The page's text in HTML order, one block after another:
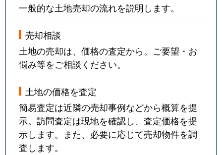
一般的な土地売却の流れを説明します。
売却相談
土地の売却は、価格の査定から。ご要望・お
悩み等をご相談ください。
土地の価格を査定
簡易査定は近隣の売却事例などから概算を提
示。訪問査定は現地を確認し、査定価格を提
示します。また、必要に応じて売却物件を調
査します。